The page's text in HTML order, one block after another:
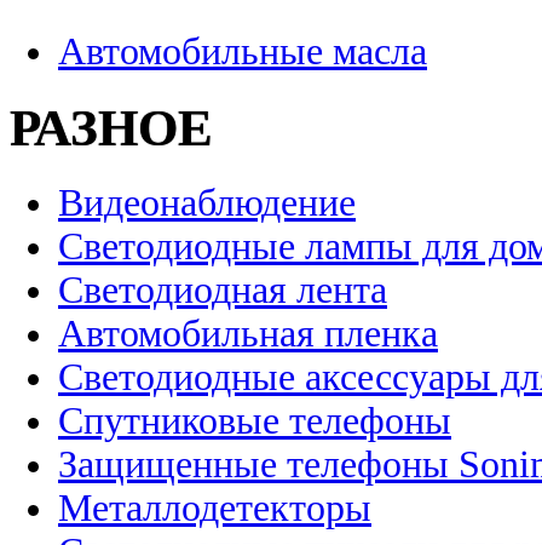
Автомобильные масла
РАЗНОЕ
Видеонаблюдение
Светодиодные лампы для
Светодиодная лента
Автомобильная пленка
Светодиодные аксессуары
Спутниковые телефоны
Защищенные телефоны
Металлодетекторы